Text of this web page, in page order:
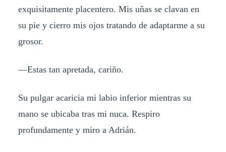
exquisitamente placentero. Mis uñas se clavan en
su pie y cierro mis ojos tratando de adaptarme a su
grosor.
—Estas tan apretada, cariño.
Su pulgar acaricia mi labio inferior mientras su
mano se ubicaba tras mi nuca. Respiro
profundamente y miro a Adrián.